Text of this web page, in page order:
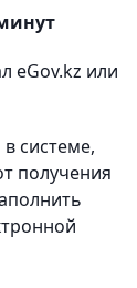
eGov.kz или
системе,
получения